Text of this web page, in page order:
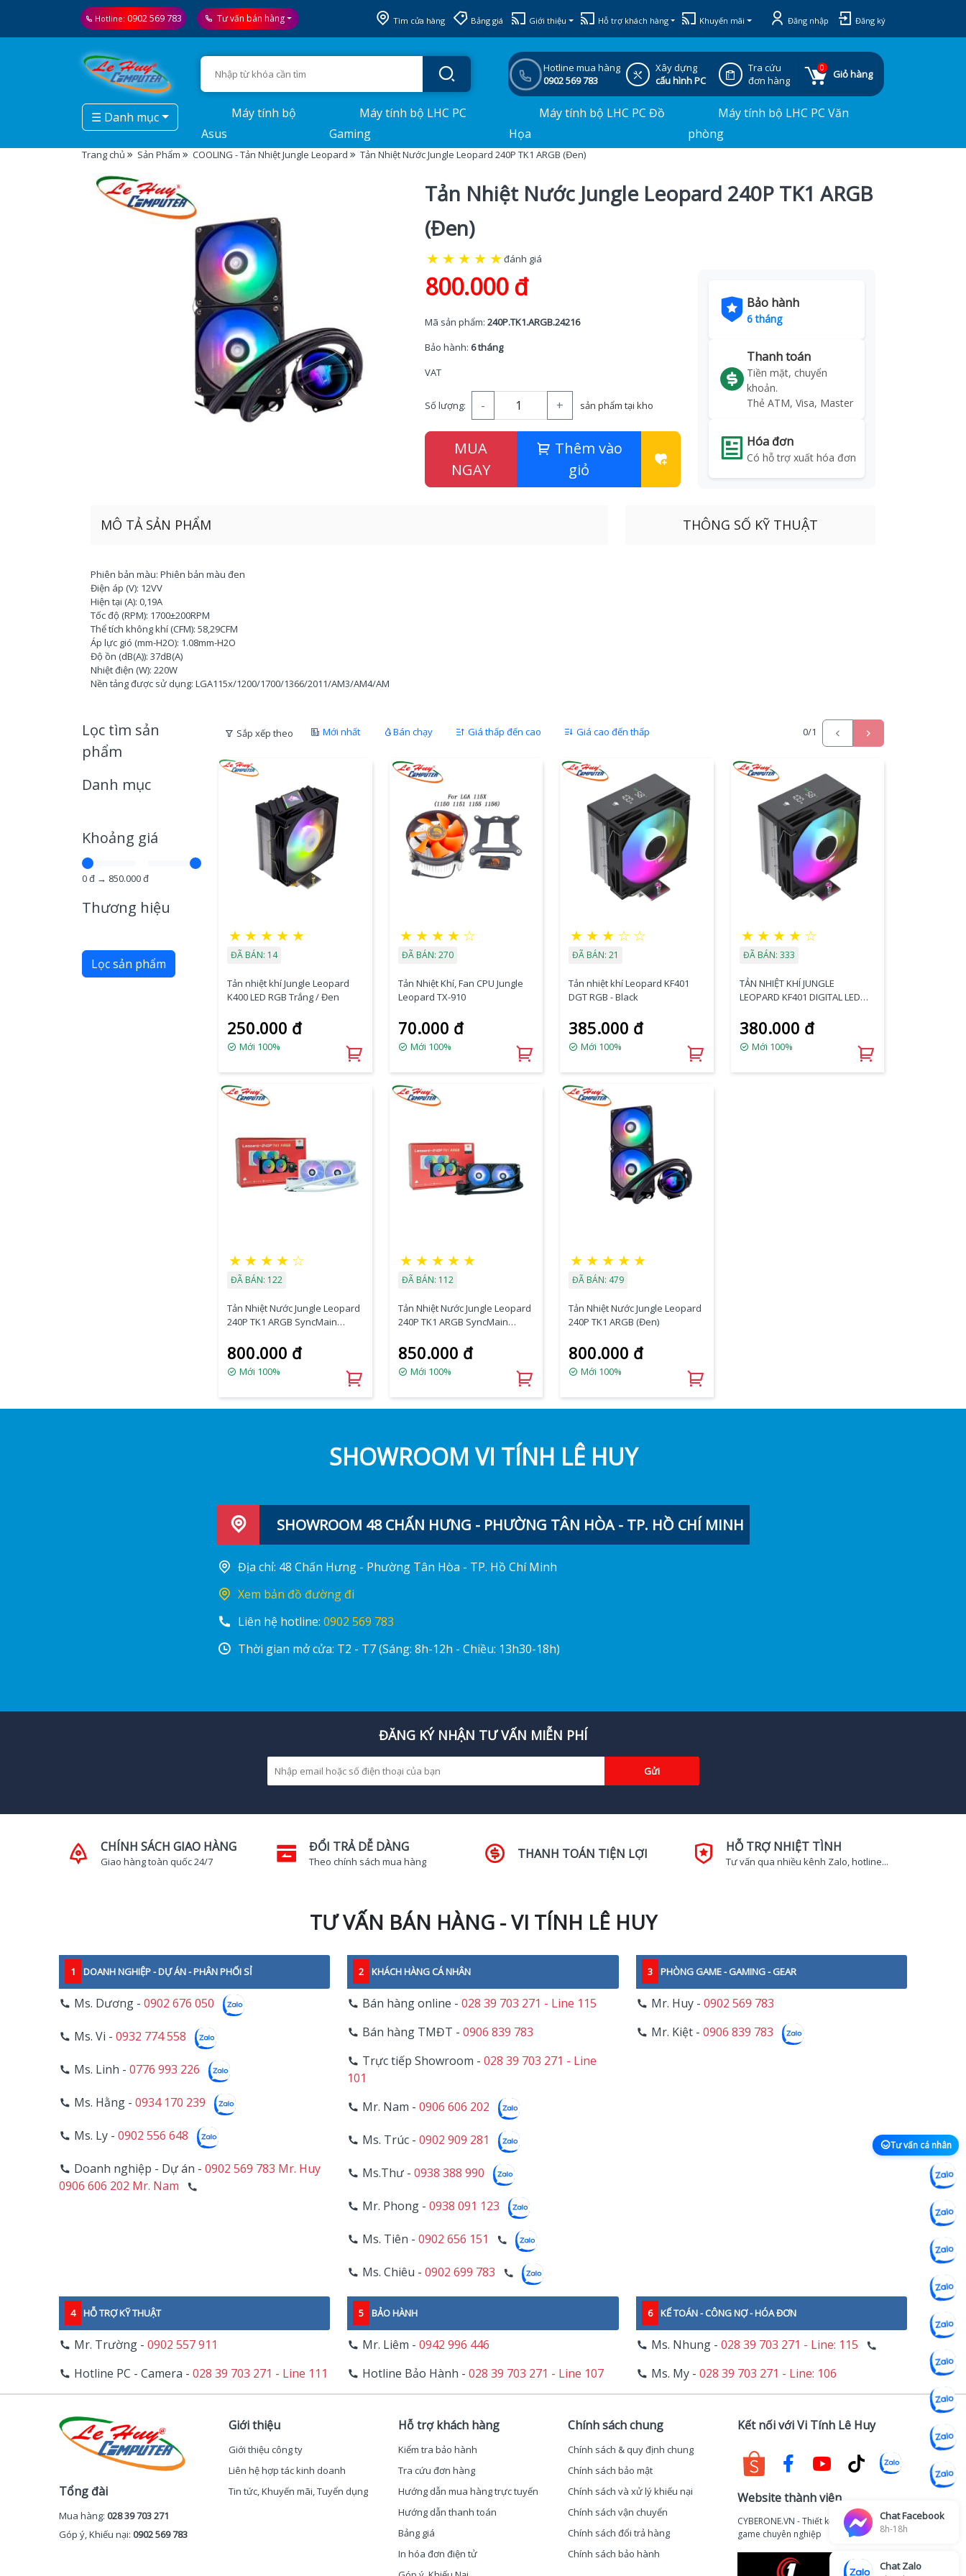
Hotline: 0902 569 783 Tư vấn bán hàng Tìm cửa hàng Bảng giá Giới thiệu Hỗ trợ khách hàng Khuyến mãi Đăng nhập Đăng ký
Hotline mua hàng
0902 569 783
Xây dựng
cấu hình PC
Tra cứu
đơn hàng
0
Giỏ hàng
☰ Danh mục
Máy tính bộ
Asus
Máy tính bộ LHC PC
Gaming
Máy tính bộ LHC PC Đồ
Họa
Máy tính bộ LHC PC Văn
phòng
Trang chủ Sản Phẩm COOLING - Tản Nhiệt Jungle Leopard Tản Nhiệt Nước Jungle Leopard 240P TK1 ARGB (Đen)
Tản Nhiệt Nước Jungle Leopard 240P TK1 ARGB
(Đen)
★ ★ ★ ★ ★đánh giá
800.000 đ
Mã sản phẩm: 240P.TK1.ARGB.24216
Bảo hành: 6 tháng
VAT
Số lượng: - + sản phẩm tại kho
MUA
NGAY
Thêm vào
giỏ
Bảo hành
6 tháng
Thanh toán
Tiền mặt, chuyển
khoản.
Thẻ ATM, Visa, Master
Hóa đơn
Có hỗ trợ xuất hóa đơn
MÔ TẢ SẢN PHẨM
Phiên bản màu: Phiên bản màu đen
Điện áp (V): 12VV
Hiện tại (A): 0,19A
Tốc độ (RPM): 1700±200RPM
Thể tích không khí (CFM): 58,29CFM
Áp lực gió (mm-H2O): 1.08mm-H2O
Độ ồn (dB(A)): 37dB(A)
Nhiệt điện (W): 220W
Nền tảng được sử dụng: LGA115x/1200/1700/1366/2011/AM3/AM4/AM
THÔNG SỐ KỸ THUẬT
Lọc tìm sản
phẩm
Danh mục
Khoảng giá
0đ → 850.000đ
Thương hiệu
Lọc sản phẩm
Sắp xếp theo Mới nhất Bán chạy Giá thấp đến cao Giá cao đến thấp 0/1
★ ★ ★ ★ ★
ĐÃ BÁN: 14
Tản nhiệt khí Jungle Leopard
K400 LED RGB Trắng / Đen
250.000 đ
Mới 100%
★ ★ ★ ★ ☆
ĐÃ BÁN: 270
Tản Nhiệt Khí, Fan CPU Jungle
Leopard TX-910
70.000 đ
Mới 100%
★ ★ ★ ☆ ☆
ĐÃ BÁN: 21
Tản nhiệt khí Leopard KF401
DGT RGB - Black
385.000 đ
Mới 100%
★ ★ ★ ★ ☆
ĐÃ BÁN: 333
TẢN NHIỆT KHÍ JUNGLE
LEOPARD KF401 DIGITAL LED
380.000 đ
Mới 100%
★ ★ ★ ★ ☆
ĐÃ BÁN: 122
Tản Nhiệt Nước Jungle Leopard
240P TK1 ARGB SyncMain
800.000 đ
Mới 100%
★ ★ ★ ★ ★
ĐÃ BÁN: 112
Tản Nhiệt Nước Jungle Leopard
240P TK1 ARGB SyncMain
850.000 đ
Mới 100%
★ ★ ★ ★ ★
ĐÃ BÁN: 479
Tản Nhiệt Nước Jungle Leopard
240P TK1 ARGB (Đen)
800.000 đ
Mới 100%
SHOWROOM VI TÍNH LÊ HUY
SHOWROOM 48 CHẤN HƯNG - PHƯỜNG TÂN HÒA - TP. HỒ CHÍ MINH
Địa chỉ: 48 Chấn Hưng - Phường Tân Hòa - TP. Hồ Chí Minh
Xem bản đồ đường đi
Liên hệ hotline: 0902 569 783
Thời gian mở cửa: T2 - T7 (Sáng: 8h-12h - Chiều: 13h30-18h)
ĐĂNG KÝ NHẬN TƯ VẤN MIỄN PHÍ
Gửi
CHÍNH SÁCH GIAO HÀNG
Giao hàng toàn quốc 24/7
ĐỔI TRẢ DỄ DÀNG
Theo chính sách mua hàng
THANH TOÁN TIỆN LỢI HỖ TRỢ NHIỆT TÌNH
Tư vấn qua nhiều kênh Zalo, hotline...
TƯ VẤN BÁN HÀNG - VI TÍNH LÊ HUY
1 DOANH NGHIỆP - DỰ ÁN - PHÂN PHỐI SỈ
Ms. Dương - 0902 676 050
Ms. Vi - 0932 774 558
Ms. Linh - 0776 993 226
Ms. Hằng - 0934 170 239
Ms. Ly - 0902 556 648
Doanh nghiệp - Dự án - 0902 569 783 Mr. Huy
0906 606 202 Mr. Nam
2 KHÁCH HÀNG CÁ NHÂN
Bán hàng online -028 39 703 271 - Line 115
Bán hàng TMĐT -0906 839 783
Trực tiếp Showroom -028 39 703 271 - Line
101
Mr. Nam -0906 606 202
Ms. Trúc -0902 909 281
Ms.Thư -0938 388 990
Mr. Phong -0938 091 123
Ms. Tiên -0902 656 151
Ms. Chiêu -0902 699 783
3 PHÒNG GAME - GAMING - GEAR
Mr. Huy - 0902 569 783
Mr. Kiệt - 0906 839 783
4 HỖ TRỢ KỸ THUẬT
Mr. Trường - 0902 557 911
Hotline PC - Camera - 028 39 703 271 - Line 111
5 BẢO HÀNH
Mr. Liêm -0942 996 446
Hotline Bảo Hành -028 39 703 271 - Line 107
6 KẾ TOÁN - CÔNG NỢ - HÓA ĐƠN
Ms. Nhung - 028 39 703 271 - Line: 115
Ms. My - 028 39 703 271 - Line: 106
Tổng đài
Mua hàng: 028 39 703 271
Góp ý, Khiếu nại: 0902 569 783
Giới thiệu
Giới thiệu công ty
Liên hệ hợp tác kinh doanh
Tin tức, Khuyến mãi, Tuyển dụng
Hỗ trợ khách hàng
Kiểm tra bảo hành
Tra cứu đơn hàng
Hướng dẫn mua hàng trực tuyến
Hướng dẫn thanh toán
Bảng giá
In hóa đơn điện tử
Chính sách chung
Chính sách & quy định chung
Chính sách bảo mật
Chính sách và xử lý khiếu nại
Chính sách vận chuyển
Chính sách đổi trả hàng
Chính sách bảo hành
Kết nối với Vi Tính Lê Huy
Website thành viên
CYBERONE.VN - Thiết kế thi công phòng
game chuyên nghiệp
Tư vấn cá nhân
Chat Facebook
8h-18h
Chat Zalo